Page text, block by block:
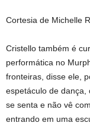
Cortesia de Michelle
Cristello também é
performática no
fronteiras, disse ele,
espetáculo de dança,
se senta e não vê
entrando em uma